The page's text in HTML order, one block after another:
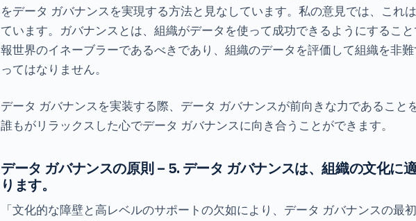
をデータ ガバナンスを実現する方法と見なしています。私の意見では、これ
ています。ガバナンスとは、組織がデータを使って成功できるようにするこ
報世界のイネーブラーであるべきであり、組織のデータを評価して組織を非
ってはなりません。
データ ガバナンスを実装する際、データ ガバナンスが前向きな力であること
誰もがリラックスした心でデータ ガバナンスに向き合うことができます。
データ ガバナンスの原則 – 5. データ ガバナンスは、組織の文化に
ります。
「文化的な障壁と高レベルのサポートの欠如により、データ ガバナンスの最